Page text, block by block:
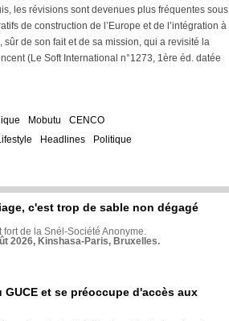
les révisions sont devenues plus fréquentes sous
de construction de l’Europe et de l’intégration à
sûr de son fait et de sa mission, qui a revisité la
(Le Soft International n°1273, 1ère éd. datée
Mobutu
CENCO
Headlines Politique
c'est trop de sable non dégagé
fort de la Snél-Société Anonyme.
2026, Kinshasa-Paris, Bruxelles.
et se préoccupe d'accès aux